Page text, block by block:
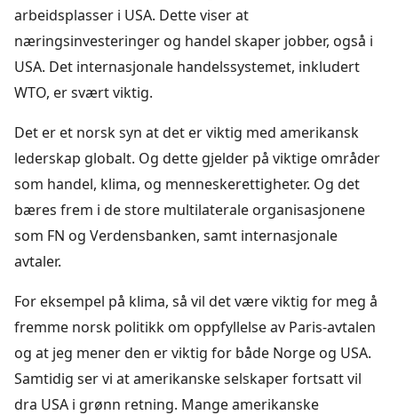
arbeidsplasser i USA. Dette viser at
næringsinvesteringer og handel skaper jobber, også i
USA. Det internasjonale handelssystemet, inkludert
WTO, er svært viktig.
Det er et norsk syn at det er viktig med amerikansk
lederskap globalt. Og dette gjelder på viktige områder
som handel, klima, og menneskerettigheter. Og det
bæres frem i de store multilaterale organisasjonene
som FN og Verdensbanken, samt internasjonale
avtaler.
For eksempel på klima, så vil det være viktig for meg å
fremme norsk politikk om oppfyllelse av Paris-avtalen
og at jeg mener den er viktig for både Norge og USA.
Samtidig ser vi at amerikanske selskaper fortsatt vil
dra USA i grønn retning. Mange amerikanske